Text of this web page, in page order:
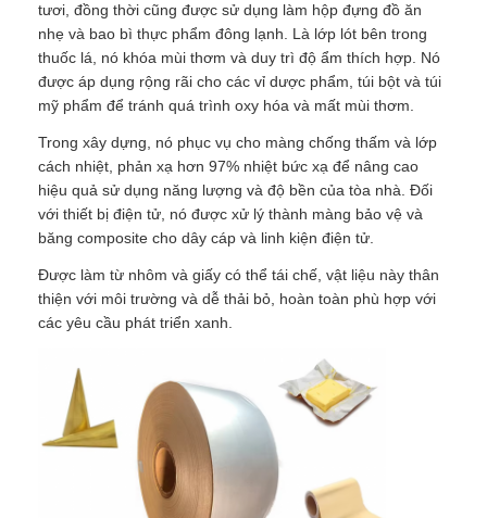
Cuộn giấy nhôm
Tấm nhôm
nhôm tròn
Cuộn nhôm phủ màu
cuộn dây nhôm
cuộn dây nhôm
Nhôm rô tấm
Nhôm dập nổi
tươi, đồng thời cũng được sử dụng làm hộp đựng đồ ăn
nhẹ và bao bì thực phẩm đông lạnh. Là lớp lót bên trong
thuốc lá, nó khóa mùi thơm và duy trì độ ẩm thích hợp. Nó
được áp dụng rộng rãi cho các vỉ dược phẩm, túi bột và túi
mỹ phẩm để tránh quá trình oxy hóa và mất mùi thơm.
Trong xây dựng, nó phục vụ cho màng chống thấm và lớp
cách nhiệt, phản xạ hơn 97% nhiệt bức xạ để nâng cao
hiệu quả sử dụng năng lượng và độ bền của tòa nhà. Đối
với thiết bị điện tử, nó được xử lý thành màng bảo vệ và
băng composite cho dây cáp và linh kiện điện tử.
Được làm từ nhôm và giấy có thể tái chế, vật liệu này thân
thiện với môi trường và dễ thải bỏ, hoàn toàn phù hợp với
các yêu cầu phát triển xanh.